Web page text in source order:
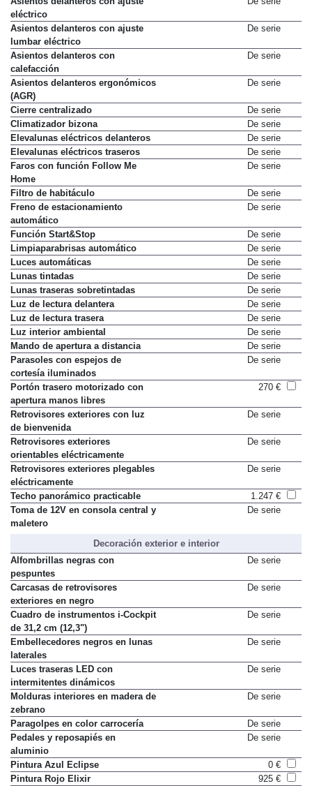
eléctrico
Asientos delanteros con ajuste
lumbar eléctrico
De serie
Asientos delanteros con
calefacción
De serie
Asientos delanteros ergonómicos
(AGR)
De serie
Cierre centralizado
De serie
Climatizador bizona
De serie
Elevalunas eléctricos delanteros
De serie
Elevalunas eléctricos traseros
De serie
Faros con función Follow Me
Home
De serie
Filtro de habitáculo
De serie
Freno de estacionamiento
automático
De serie
Función Start&Stop
De serie
Limpiaparabrisas automático
De serie
Luces automáticas
De serie
Lunas tintadas
De serie
Lunas traseras sobretintadas
De serie
Luz de lectura delantera
De serie
Luz de lectura trasera
De serie
Luz interior ambiental
De serie
Mando de apertura a distancia
De serie
Parasoles con espejos de
cortesía iluminados
De serie
Portón trasero motorizado con
apertura manos libres
270 €
Retrovisores exteriores con luz
de bienvenida
De serie
Retrovisores exteriores
orientables eléctricamente
De serie
Retrovisores exteriores plegables
eléctricamente
De serie
Techo panorámico practicable
1.247 €
Toma de 12V en consola central y
maletero
De serie
Decoración exterior e interior
Alfombrillas negras con
pespuntes
De serie
Carcasas de retrovisores
exteriores en negro
De serie
Cuadro de instrumentos i-Cockpit
de 31,2 cm (12,3")
De serie
Embellecedores negros en lunas
laterales
De serie
Luces traseras LED con
intermitentes dinámicos
De serie
Molduras interiores en madera de
zebrano
De serie
Paragolpes en color carrocería
De serie
Pedales y reposapiés en
aluminio
De serie
Pintura Azul Eclipse
0 €
Pintura Rojo Elixir
925 €